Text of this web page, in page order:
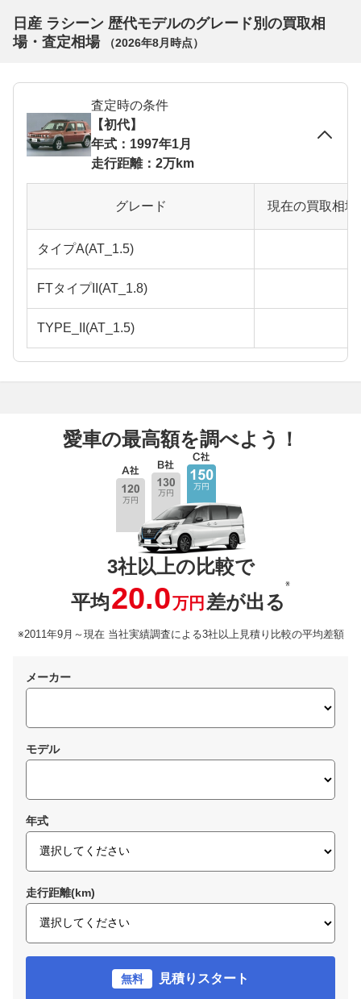
日産 ラシーン 歴代モデルのグレード別の買取相
場・査定相場
（2026年8月 時点）
査定時の条件
【初代】
年式：1997年1月
走行距離：2万km
グレード 現在の買取相
タイプA(AT_1.5)
FTタイプII(AT_1.8)
TYPE_II(AT_1.5)
愛車の最高額を調べよう！
3社以上の比較で
平均20.0万円 差が出る
※
※2011年9月～現在 当社実績調査による3社以上見積り比較の平均差額
メーカー
モデル
年式
走行距離(km)
無料 見積りスタート